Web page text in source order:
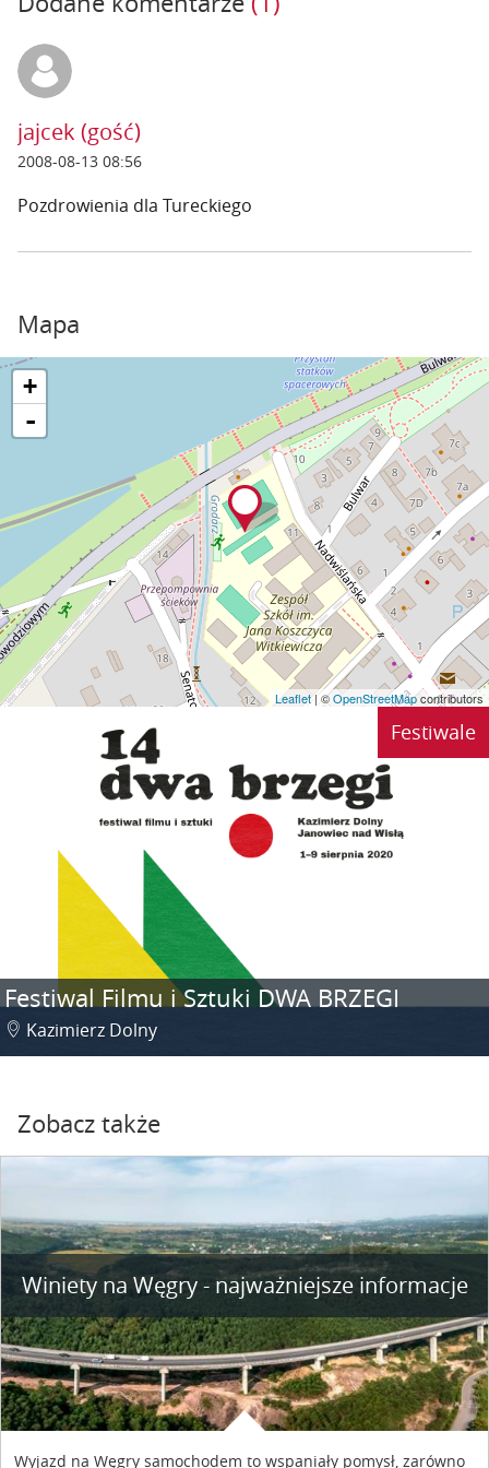
jajcek (gość)
2008-08-13 08:56
Pozdrowienia dla Tureckiego
Mapa
+
-
Leaflet| ©OpenStreetMapcontributors
Festiwale
Festiwal Filmu i Sztuki DWA BRZEGI
Kazimierz Dolny
Zobacz także
Winiety na Węgry - najważniejsze informacje
Wyjazd na Węgry samochodem to wspaniały pomysł, zarówno